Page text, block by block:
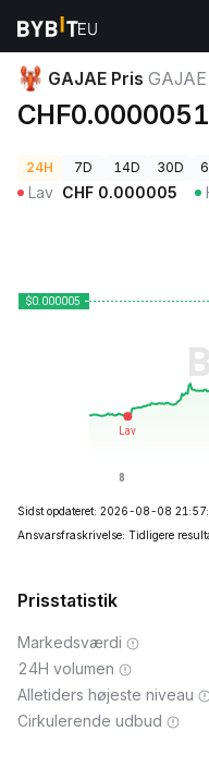
Kryptopriser
GAJAE Pris GAJAE
24H 7D 14D 30D
Lav CHF 0.000005
Sidst opdateret: 2026-08-08
Ansvarsfraskrivelse: Tidligere
Prisstatistik
Markedsværdi
24H volumen
Alletiders højeste niveau
Cirkulerende udbud